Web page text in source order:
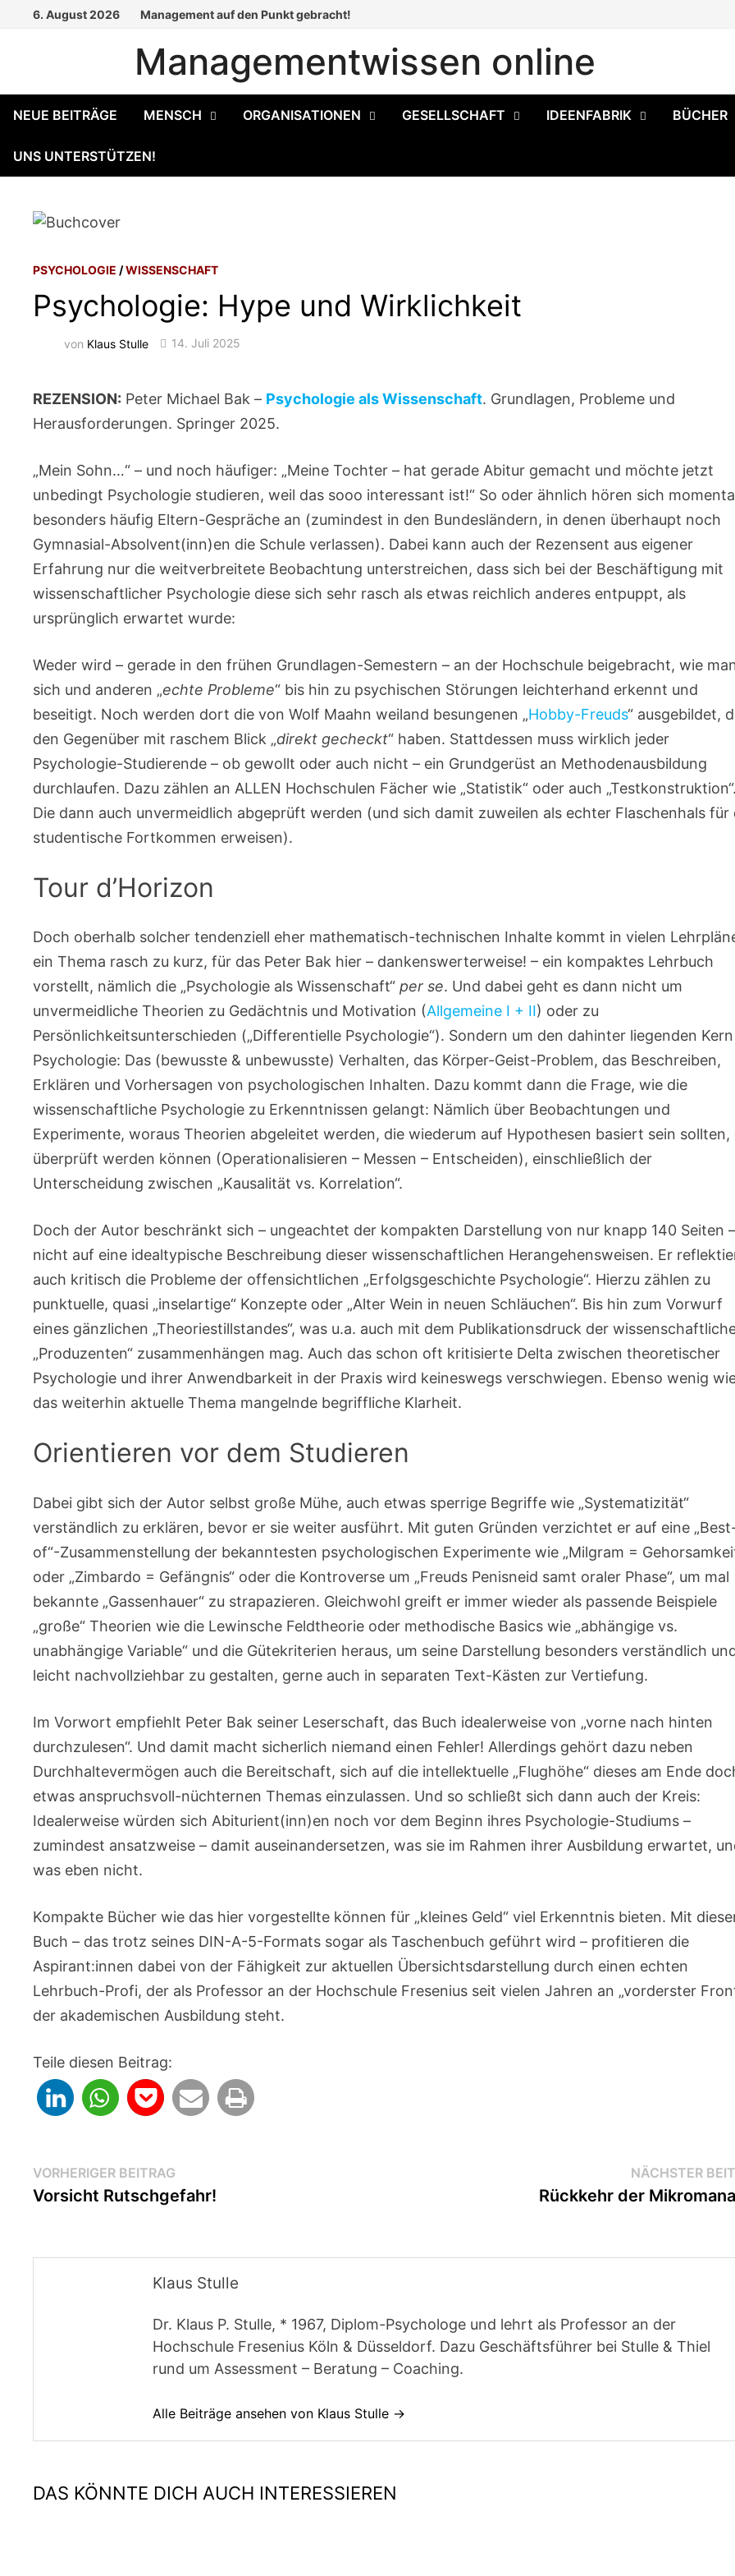
6. August 2026 Management auf den Punkt gebracht!
Managementwissen online
NEUE BEITRÄGE MENSCH ORGANISATIONEN GESELLSCHAFT IDEENFABRIK BÜCHER
UNS UNTERSTÜTZEN!
PSYCHOLOGIE /WISSENSCHAFT
Psychologie: Hype und Wirklichkeit
von Klaus Stulle 14. Juli 2025
REZENSION: Peter Michael Bak – Psychologie als Wissenschaft. Grundlagen, Probleme und
Herausforderungen. Springer 2025.
„Mein Sohn…“ – und noch häufiger: „Meine Tochter – hat gerade Abitur gemacht und möchte jetzt
unbedingt Psychologie studieren, weil das sooo interessant ist!“ So oder ähnlich hören sich
besonders häufig Eltern-Gespräche an (zumindest in den Bundesländern, in denen überhaupt noch
Gymnasial-Absolvent(inn)en die Schule verlassen). Dabei kann auch der Rezensent aus eigener
Erfahrung nur die weitverbreitete Beobachtung unterstreichen, dass sich bei der Beschäftigung mit
wissenschaftlicher Psychologie diese sich sehr rasch als etwas reichlich anderes entpuppt, als
ursprünglich erwartet wurde:
Weder wird – gerade in den frühen Grundlagen-Semestern – an der Hochschule beigebracht, wie
sich und anderen „echte Probleme“ bis hin zu psychischen Störungen leichterhand erkennt und
beseitigt. Noch werden dort die von Wolf Maahn weiland besungenen „Hobby-Freuds“ ausgebildet,
den Gegenüber mit raschem Blick „direkt gecheckt“ haben. Stattdessen muss wirklich jeder
Psychologie-Studierende – ob gewollt oder auch nicht – ein Grundgerüst an Methodenausbildung
durchlaufen. Dazu zählen an ALLEN Hochschulen Fächer wie „Statistik“ oder auch „Testkonstruktion“.
Die dann auch unvermeidlich abgeprüft werden (und sich damit zuweilen als echter Flaschenhals für
studentische Fortkommen erweisen).
Tour d’Horizon
Doch oberhalb solcher tendenziell eher mathematisch-technischen Inhalte kommt in vielen
ein Thema rasch zu kurz, für das Peter Bak hier – dankenswerterweise! – ein kompaktes Lehrbuch
vorstellt, nämlich die „Psychologie als Wissenschaft“per se. Und dabei geht es dann nicht um
unvermeidliche Theorien zu Gedächtnis und Motivation (Allgemeine I + II) oder zu
Persönlichkeitsunterschieden („Differentielle Psychologie“). Sondern um den dahinter liegenden
Psychologie: Das (bewusste & unbewusste) Verhalten, das Körper-Geist-Problem, das Beschreiben,
Erklären und Vorhersagen von psychologischen Inhalten. Dazu kommt dann die Frage, wie die
wissenschaftliche Psychologie zu Erkenntnissen gelangt: Nämlich über Beobachtungen und
Experimente, woraus Theorien abgeleitet werden, die wiederum auf Hypothesen basiert sein sollten,
überprüft werden können (Operationalisieren – Messen – Entscheiden), einschließlich der
Unterscheidung zwischen „Kausalität vs. Korrelation“.
Doch der Autor beschränkt sich – ungeachtet der kompakten Darstellung von nur knapp 140 Seiten –
nicht auf eine idealtypische Beschreibung dieser wissenschaftlichen Herangehensweisen. Er
auch kritisch die Probleme der offensichtlichen „Erfolgsgeschichte Psychologie“. Hierzu zählen zu
punktuelle, quasi „inselartige“ Konzepte oder „Alter Wein in neuen Schläuchen“. Bis hin zum Vorwurf
eines gänzlichen „Theoriestillstandes“, was u.a. auch mit dem Publikationsdruck der
„Produzenten“ zusammenhängen mag. Auch das schon oft kritisierte Delta zwischen theoretischer
Psychologie und ihrer Anwendbarkeit in der Praxis wird keineswegs verschwiegen. Ebenso wenig
das weiterhin aktuelle Thema mangelnde begriffliche Klarheit.
Orientieren vor dem Studieren
Dabei gibt sich der Autor selbst große Mühe, auch etwas sperrige Begriffe wie „Systematizität“
verständlich zu erklären, bevor er sie weiter ausführt. Mit guten Gründen verzichtet er auf eine
of“-Zusammenstellung der bekanntesten psychologischen Experimente wie „Milgram =
oder „Zimbardo = Gefängnis“ oder die Kontroverse um „Freuds Penisneid samt oraler Phase“, um mal
bekannte „Gassenhauer“ zu strapazieren. Gleichwohl greift er immer wieder als passende Beispiele
„große“ Theorien wie die Lewinsche Feldtheorie oder methodische Basics wie „abhängige vs.
unabhängige Variable“ und die Gütekriterien heraus, um seine Darstellung besonders verständlich
leicht nachvollziehbar zu gestalten, gerne auch in separaten Text-Kästen zur Vertiefung.
Im Vorwort empfiehlt Peter Bak seiner Leserschaft, das Buch idealerweise von „vorne nach hinten
durchzulesen“. Und damit macht sicherlich niemand einen Fehler! Allerdings gehört dazu neben
Durchhaltevermögen auch die Bereitschaft, sich auf die intellektuelle „Flughöhe“ dieses am Ende
etwas anspruchsvoll-nüchternen Themas einzulassen. Und so schließt sich dann auch der Kreis:
Idealerweise würden sich Abiturient(inn)en noch vor dem Beginn ihres Psychologie-Studiums –
zumindest ansatzweise – damit auseinandersetzen, was sie im Rahmen ihrer Ausbildung erwartet,
was eben nicht.
Kompakte Bücher wie das hier vorgestellte können für „kleines Geld“ viel Erkenntnis bieten. Mit
Buch – das trotz seines DIN-A-5-Formats sogar als Taschenbuch geführt wird – profitieren die
Aspirant:innen dabei von der Fähigkeit zur aktuellen Übersichtsdarstellung durch einen echten
Lehrbuch-Profi, der als Professor an der Hochschule Fresenius seit vielen Jahren an „vorderster
der akademischen Ausbildung steht.
Teile diesen Beitrag:
Beitragsnavigation
VORHERIGER BEITRAG
Beitrag:
Vorsicht Rutschgefahr!
NÄCHSTER
Rückkehr der
Klaus Stulle
Dr. Klaus P. Stulle, * 1967, Diplom-Psychologe und lehrt als Professor an der
Hochschule Fresenius Köln & Düsseldorf. Dazu Geschäftsführer bei Stulle & Thiel
rund um Assessment – Beratung – Coaching.
Alle Beiträge ansehen von Klaus Stulle →
DAS KÖNNTE DICH AUCH INTERESSIEREN